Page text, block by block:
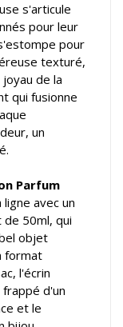
s'articule
pour leur
pour
texturé,
de la
qui fusionne
un
Parfum
avec un
de 50ml, qui
objet
format
l'écrin
d'un
et le